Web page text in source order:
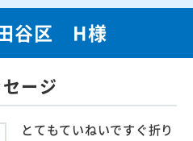
谷区 H様
ージ
とてもていねいですぐ折り